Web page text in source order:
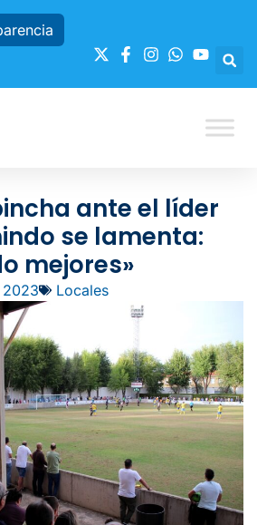
ante el líder
se lamenta:
mejores»
Locales